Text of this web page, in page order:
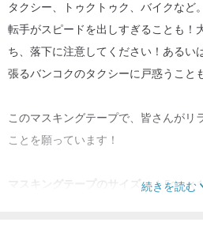
タクシー、トゥクトゥク、バイクなど
転手がスピードを出しすぎることも！
ち、落下に注意してください！あるい
張るバンコクのタクシーに戸惑うこと
このマスキングテープで、皆さんがリ
ことを願っています！
マスキングテープのサイズ：1.5cm x
続きを読む